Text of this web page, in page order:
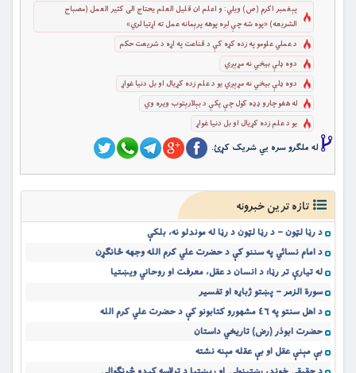
پېغمبر اکرم (ص) ویلي: و اعلم ان قليل العلم يحتاج الى كثير العمل (مصباح
الشريعه) «پوه شه چې لږه پوهه پرېمانه عمل ته اړتیا لري»
د عملي علومو په زده کړه کې د قناعت په اړه د شریعت حکم
دوه ډلې بیخي نه مړېږي
دوه ډلې بیخي نه مړېږي یو د علم زده کړیال او بل دنیا غواړ
له هغو چارو ډډه کول چې پکې د بېلارېتوب ویره وي
یو د علم زده کړیال او بل دنیا غواړ
له ملگرو سره یي شریک کړئ.
تازه ترین خبرونه
د رڼا لټون – د رڼا لټون د رڼا له موندلو نه، بلکې
د امام نسائي په سننو کې د حضرت علي کرم الله وجهه ځانګړن
له تیارې تر رڼا؛ د انسان د عقل، معرفت او روحاني ویښتیا
سورة الزمر – پښتو ژباړه او تفسیر
د اهل سنتو په ٤٦ مشهورو کتابونو کې د حضرت علي کرم الله
حضرت ابوذر (رض) تاریخي داستان
بې مېنې عقل او بې عقله مېنه نشته